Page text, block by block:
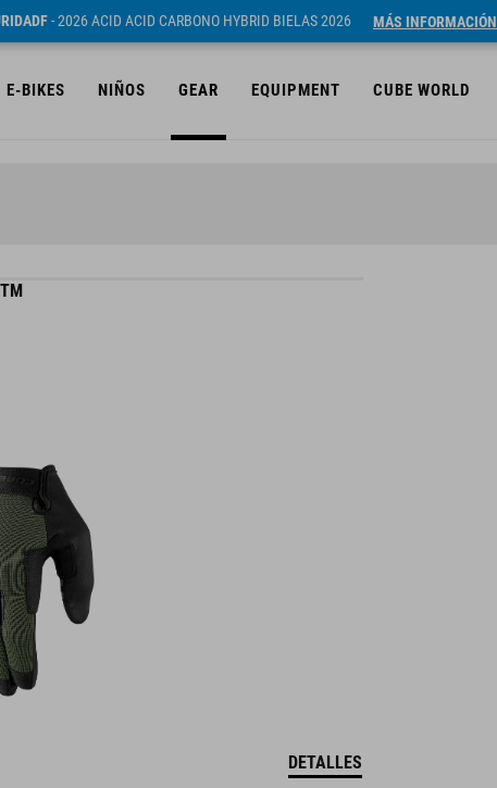
- 2026 ACID ACID CARBONO HYBRID BIELAS 2026 MÁS INFORMACIÓN
E-BIKES NIÑOS GEAR EQUIPMENT CUBE WORLD
DETALLES